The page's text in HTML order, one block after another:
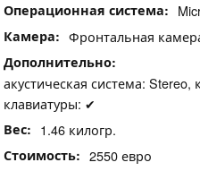
Операционная система
Камера Фронтальная
Дополнительно
акустическая система: Stereo,
клавиатуры: ✔
Вес 1.46 килогр.
Стоимость 2550 евро